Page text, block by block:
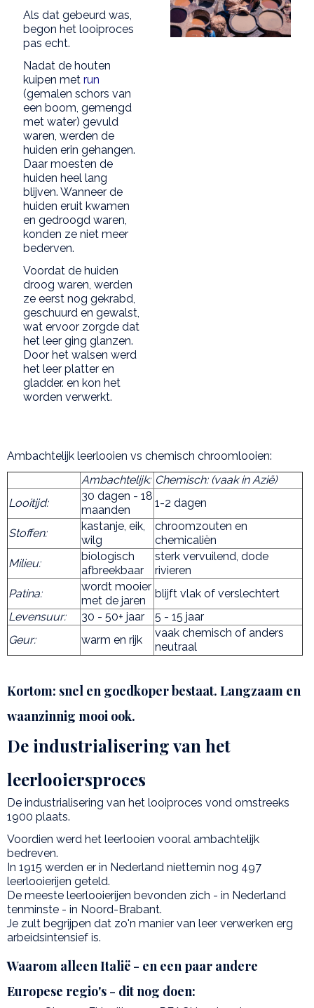
Als dat gebeurd was,
begon het looiproces
pas echt.
Nadat de houten
kuipen met run
(gemalen schors van
een boom, gemengd
met water) gevuld
waren, werden de
huiden erin gehangen.
Daar moesten de
huiden heel lang
blijven. Wanneer de
huiden eruit kwamen
en gedroogd waren,
konden ze niet meer
bederven.
Voordat de huiden
droog waren, werden
ze eerst nog gekrabd,
geschuurd en gewalst,
wat ervoor zorgde dat
het leer ging glanzen.
Door het walsen werd
het leer platter en
gladder. en kon het
worden verwerkt.
Ambachtelijk leerlooien vs chemisch chroomlooien:
Ambachtelijk: Chemisch: (vaak in Azië)
Looitijd:
30 dagen - 18
maanden
1-2 dagen
Stoffen:
kastanje, eik,
wilg
chroomzouten en
chemicaliën
Milieu:
biologisch
afbreekbaar
sterk vervuilend, dode
rivieren
Patina:
wordt mooier
met de jaren
blijft vlak of verslechtert
Levensuur:
30 - 50+ jaar
5 - 15 jaar
Geur:
warm en rijk
vaak chemisch of anders
neutraal
Kortom: snel en goedkoper bestaat. Langzaam en
waanzinnig mooi ook.
De industrialisering van het
leerlooiersproces
De industrialisering van het looiproces vond omstreeks
1900 plaats.
Voordien werd het leerlooien vooral ambachtelijk
bedreven.
In 1915 werden er in Nederland niettemin nog 497
leerlooierijen geteld.
De meeste leerlooierijen bevonden zich - in Nederland
tenminste - in Noord-Brabant.
Je zult begrijpen dat zo'n manier van leer verwerken erg
arbeidsintensief is.
Waarom alleen Italië - en een paar andere
Europese regio's - dit nog doen: